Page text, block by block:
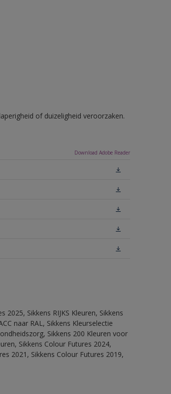
of duizeligheid veroorzaken.
Download Adobe Reader
Sikkens RIJKS Kleuren, Sikkens
naar RAL, Sikkens Kleurselectie
Sikkens 200 Kleuren voor
Sikkens Colour Futures 2024,
2021, Sikkens Colour Futures 2019,